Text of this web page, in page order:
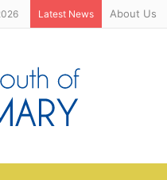
Latest News About Us